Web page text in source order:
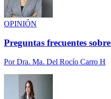
OPINIÓN
Preguntas frecuentes
PorDra. Ma. Del Rocío Carro H